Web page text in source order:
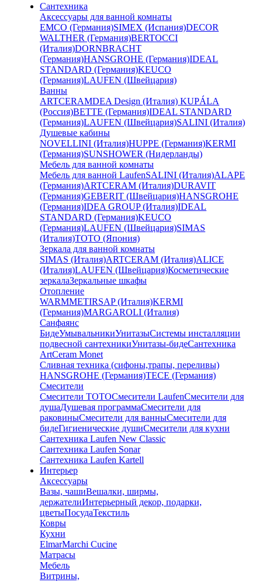
Сантехника
Аксессуары для ванной комнаты
EMCO (Германия)SIMEX (Испания)DECOR
WALTHER (Германия)BERTOCCI
(Италия)DORNBRACHT
(Германия)HANSGROHE (Германия)IDEAL
STANDARD (Германия)KEUCO
(Германия)LAUFEN (Швейцария)
Ванны
ARTCERAMDEA Design (Италия) KUPÁLA
(Россия)BETTE (Германия)IDEAL STANDARD
(Германия)LAUFEN (Швейцария)SALINI (Италия)
Душевые кабины
NOVELLINI (Италия)HUPPE (Германия)KERMI
(Германия)SUNSHOWER (Нидерланды)
Мебель для ванной комнаты
Мебель для ванной LaufenSALINI (Италия)ALAPE
(Германия)ARTCERAM (Италия)DURAVIT
(Германия)GEBERIT (Швейцария)HANSGROHE
(Германия)IDEA GROUP (Италия)IDEAL
STANDARD (Германия)KEUCO
(Германия)LAUFEN (Швейцария)SIMAS
(Италия)TOTO (Япония)
Зеркала для ванной комнаты
SIMAS (Италия)ARTCERAM (Италия)ALICE
(Италия)LAUFEN (Швейцария)Косметические
зеркалаЗеркальные шкафы
Отопление
WARMMETIRSAP (Италия)KERMI
(Германия)MARGAROLI (Италия)
Санфаянс
БидеУмывальникиУнитазыСистемы инсталляции
подвесной сантехникиУнитазы-бидеСантехника
ArtCeram Monet
Сливная техника (сифоны,трапы, переливы)
HANSGROHE (Германия)TECE (Германия)
Смесители
Смесители TOTOСмесители LaufenСмесители для
душаДушевая программаСмесители для
раковиныСмесители для ванныСмесители для
бидеГигиенические душиСмесители для кухни
Сантехника Laufen New Classic
Сантехника Laufen Sonar
Сантехника Laufen Kartell
Интерьер
Аксессуары
Вазы, чашиВешалки, ширмы,
держателиИнтерьерный декор, подарки,
цветыПосудаТекстиль
Ковры
Кухни
ElmarMarchi Cucine
Матрасы
Мебель
Витрины,